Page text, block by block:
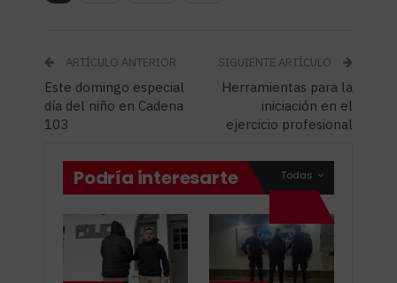
ARTÍCULO ANTERIOR
Este domingo especial
día del niño en Cadena
103
SIGUIENTE ARTÍCULO
Herramientas para la
iniciación en el
ejercicio profesional
Todas
Podría interesarte